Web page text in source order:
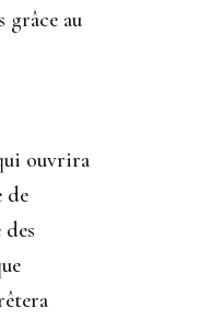
grâce au
ouvrira
de